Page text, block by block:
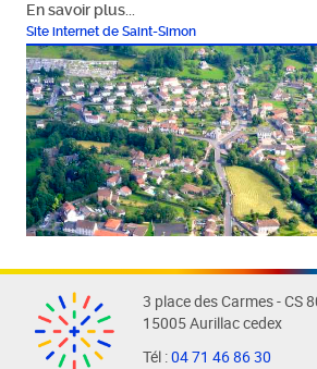
Site internet de Saint-Simon
En savoir plus...
3 place des Carmes - CS
15005 Aurillac cedex
Tél :04 71 46 86 30